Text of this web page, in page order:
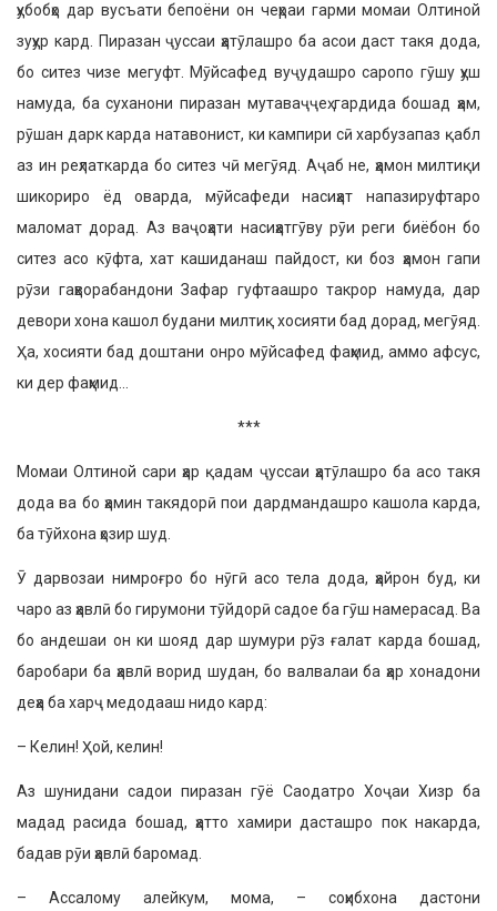
ҳубобҳо дар вусъати бепоёни он чеҳраи гарми момаи Олтиной
зуҳур кард. Пиразан ҷуссаи ҳатӯлашро ба асои даст такя дода,
бо ситез чизе мегуфт. Мӯйсафед вуҷудашро саропо гӯшу ҳуш
намуда, ба суханони пиразан мутаваҷҷеҳ гардида бошад ҳам,
рӯшан дарк карда натавонист, ки кампири сӣ харбузапаз қабл
аз ин реҳлаткарда бо ситез чӣ мегӯяд. Аҷаб не, ҳамон милтиқи
шикориро ёд оварда, мӯйсафеди насиҳат напазируфтаро
маломат дорад. Аз ваҷоҳати насиҳатгӯву рӯи реги биёбон бо
ситез асо кӯфта, хат кашиданаш пайдост, ки боз ҳамон гапи
рӯзи гаҳворабандони Зафар гуфтаашро такрор намуда, дар
девори хона кашол будани милтиқ хосияти бад дорад, мегӯяд.
Ҳа, хосияти бад доштани онро мӯйсафед фаҳмид, аммо афсус,
ки дер фаҳмид…
***
Момаи Олтиной сари ҳар қадам ҷуссаи ҳатӯлашро ба асо такя
дода ва бо ҳамин такядорӣ пои дардмандашро кашола карда,
ба тӯйхона ҳозир шуд.
Ӯ дарвозаи нимроғро бо нӯгӣ асо тела дода, ҳайрон буд, ки
чаро аз ҳавлӣ бо гирумони тӯйдорӣ садое ба гӯш намерасад. Ва
бо андешаи он ки шояд дар шумури рӯз ғалат карда бошад,
баробари ба ҳавлӣ ворид шудан, бо валвалаи ба ҳар хонадони
деҳа ба харҷ медодааш нидо кард:
– Келин! Ҳой, келин!
Аз шунидани садои пиразан гӯё Саодатро Хоҷаи Хизр ба
мадад расида бошад, ҳатто хамири дасташро пок накарда,
бадав рӯи ҳавлӣ баромад.
– Ассалому алейкум, мома, – соҳибхона дастони